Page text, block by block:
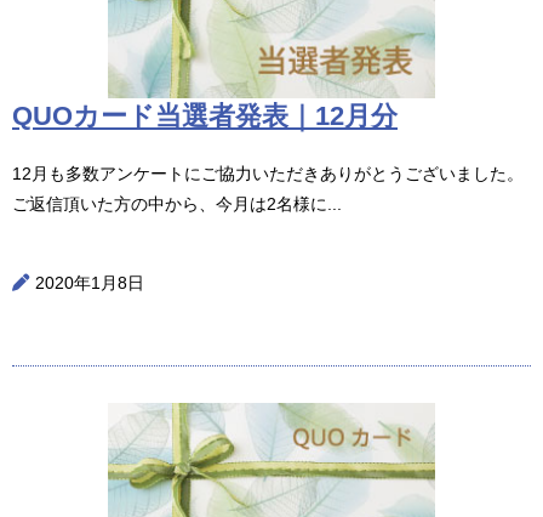
QUOカード当選者発表｜12月分
12月も多数アンケートにご協力いただきありがとうございました。
ご返信頂いた方の中から、今月は2名様に...
2020年1月8日